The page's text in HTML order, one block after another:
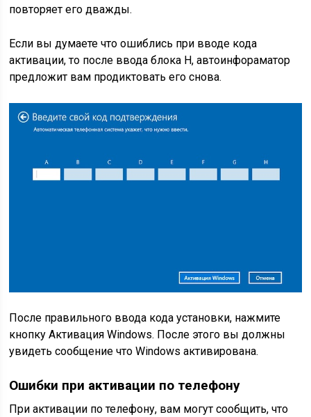
повторяет его дважды.
Если вы думаете что ошиблись при вводе кода
активации, то после ввода блока Н, автоинфораматор
предложит вам продиктовать его снова.
После правильного ввода кода установки, нажмите
кнопку Активация Windows. После этого вы должны
увидеть сообщение что Windows активирована.
Ошибки при активации по телефону
При активации по телефону, вам могут сообщить, что